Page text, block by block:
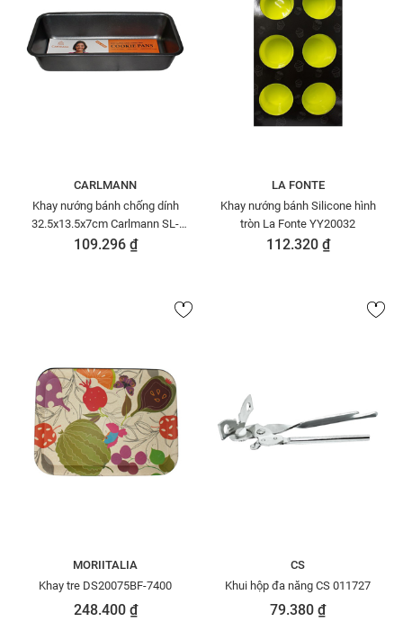
CARLMANN
Khay nướng bánh chống dính
32.5x13.5x7cm Carlmann SL-
L001
109.296 ₫
LA FONTE
Khay nướng bánh Silicone hình
tròn La Fonte YY20032
112.320 ₫
MORIITALIA
Khay tre DS20075BF-7400
248.400 ₫
CS
Khui hộp đa năng CS 011727
79.380 ₫